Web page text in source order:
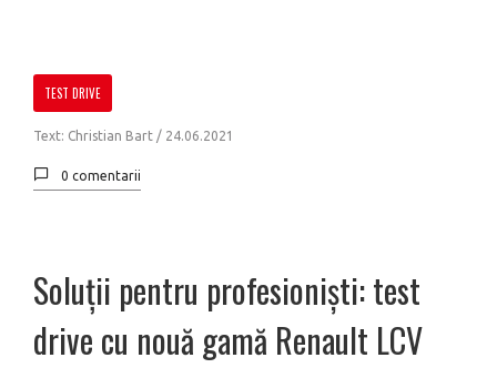
TEST DRIVE
Text: Christian Bart / 24.06.2021
0 comentarii
Soluții pentru profesioniști: test
drive cu nouă gamă Renault LCV